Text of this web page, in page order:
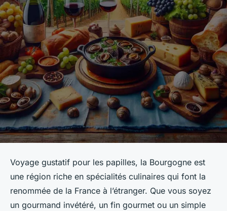
Voyage gustatif pour les papilles, la Bourgogne est
une région riche en spécialités culinaires qui font la
renommée de la France à l’étranger. Que vous soyez
un gourmand invétéré, un fin gourmet ou un simple